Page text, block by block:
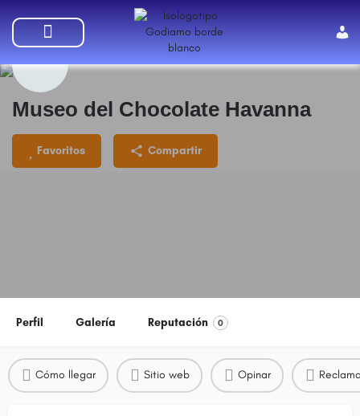
Museo del Chocolate Havanna
Favoritos Compartir
Perfil Galería Reputación 0
Cómo llegar Sitio web Opinar